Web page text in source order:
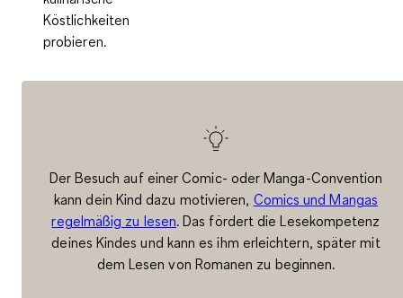
Köstlichkeiten
probieren.
Der Besuch auf einer Comic- oder Manga-Convention
kann dein Kind dazu motivieren, Comics und Mangas
regelmäßig zu lesen. Das fördert die Lesekompetenz
deines Kindes und kann es ihm erleichtern, später mit
dem Lesen von Romanen zu beginnen.